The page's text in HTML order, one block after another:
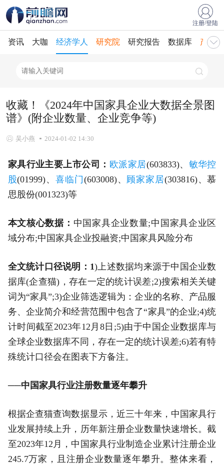
注册/登陆
资讯 大咖 经济学人 研究院 研究报告 数据库 产业
收藏！《2024年中国家具企业大数据全景图
谱》(附企业数量、企业竞争等)
吴小燕 2024-01-02 14:30
家具行业主要上市公司： 欧派家居(603833)、 敏华控
股(01999)、喜临门(603008)、 顾家家居(303816)、慕
思股份(001323)等
本文核心数据： 中国家具企业数量;中国家具企业区
域分布;中国家具企业投融资;中国家具风险分布
全文统计口径说明：1)上述数据均来源于中国企业数
据库(企查猫)，存在一定的统计误差;2)搜索相关关键
词为“家具”;3)企业筛选逻辑为：企业的名称、产品服
务、企业简介和经营范围中包含了“家具”的企业;4)统
计时间截至2023年12月8日;5)由于中国企业数据库与
全球企业数据库不同，存在一定的统计误差;6)若有特
殊统计口径会在图表下方备注。
──中国家具行业注册数量逐年攀升
根据企查猫查询数据显示，近三十年来，中国家具行
业发展持续上升，历年新注册企业数量快速增长。截
至2023年12月，中国家具行业制造企业累计注册企业
245.7万家，且注册企业数量逐年攀升。整体来看，